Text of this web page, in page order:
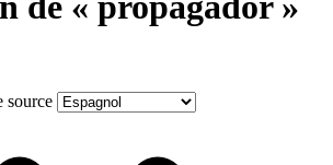
source